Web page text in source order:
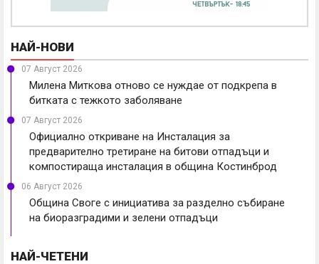
НАЙ-НОВИ
07 Август 2026
Милена Миткова отново се нуждае от подкрепа в
битката с тежкото заболяване
07 Август 2026
Официално откриване на Инсталация за
предварително третиране на битови отпадъци и
компостираща инсталация в община Костинброд
06 Август 2026
Община Своге с инициатива за разделно събиране
на биоразградими и зелени отпадъци
НАЙ-ЧЕТЕНИ